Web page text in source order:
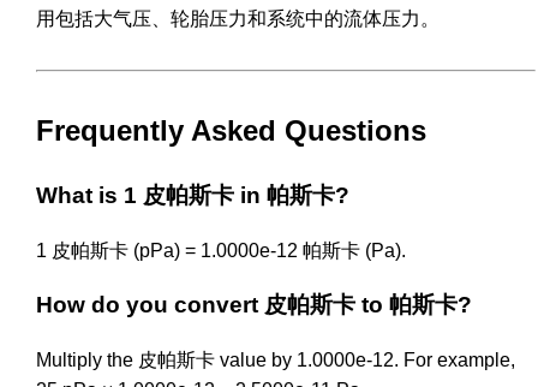
用包括大气压、轮胎压力和系统中的流体压力。
Frequently Asked Questions
What is 1 皮帕斯卡 in 帕斯卡?
1 皮帕斯卡 (pPa) = 1.0000e-12 帕斯卡 (Pa).
How do you convert 皮帕斯卡 to 帕斯卡?
Multiply the 皮帕斯卡 value by 1.0000e-12. For example,